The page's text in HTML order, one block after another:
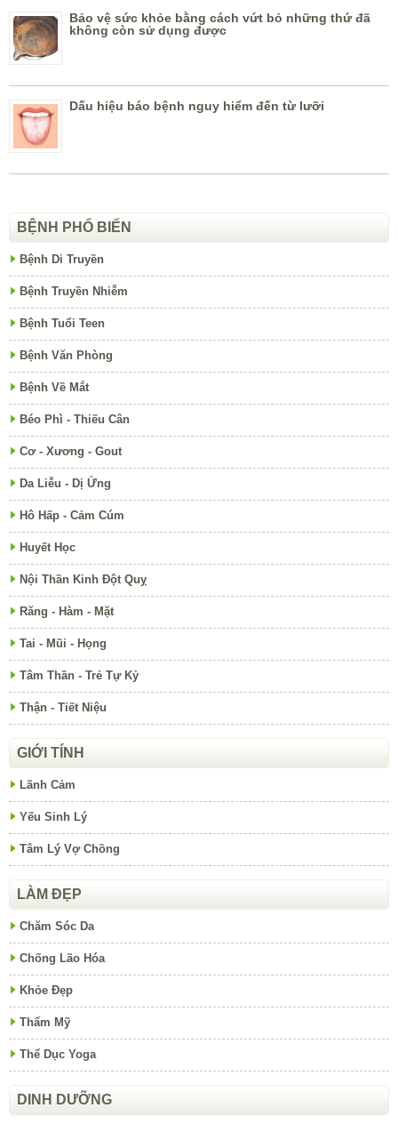
Bảo vệ sức khỏe bằng cách vứt bỏ những thứ đã
không còn sử dụng được
Dấu hiệu báo bệnh nguy hiểm đến từ lưỡi
BỆNH PHỔ BIẾN
Bệnh Di Truyền
Bệnh Truyền Nhiễm
Bệnh Tuổi Teen
Bệnh Văn Phòng
Bệnh Về Mắt
Béo Phì - Thiếu Cân
Cơ - Xương - Gout
Da Liễu - Dị Ứng
Hô Hấp - Cảm Cúm
Huyết Học
Nội Thần Kinh Đột Quỵ
Răng - Hàm - Mặt
Tai - Mũi - Họng
Tâm Thần - Trẻ Tự Kỷ
Thận - Tiết Niệu
GIỚI TÍNH
Lãnh Cảm
Yếu Sinh Lý
Tâm Lý Vợ Chồng
LÀM ĐẸP
Chăm Sóc Da
Chống Lão Hóa
Khỏe Đẹp
Thẩm Mỹ
Thể Dục Yoga
DINH DƯỠNG